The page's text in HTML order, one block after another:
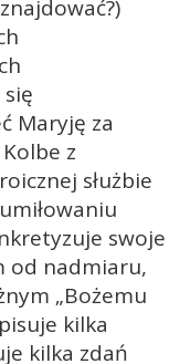
Maryję za
z
służbie
swoje
od nadmiaru,
„Bożemu
kilka
kilka zdań